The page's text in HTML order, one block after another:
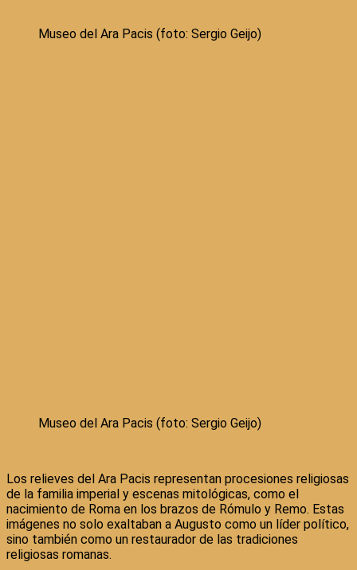
Museo del Ara Pacis (foto: Sergio Geijo)
Museo del Ara Pacis (foto: Sergio Geijo)
Los relieves del Ara Pacis representan procesiones religiosas
de la familia imperial y escenas mitológicas, como el
nacimiento de Roma en los brazos de Rómulo y Remo. Estas
imágenes no solo exaltaban a Augusto como un líder político,
sino también como un restaurador de las tradiciones
religiosas romanas.